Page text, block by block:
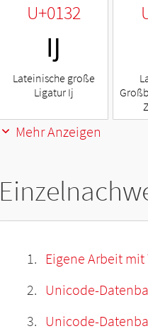
U+0132
Ĳ
Lateinische große
Ligatur Ij
Mehr Anzeigen
Eigene Arbeit
Unicode-
Unicode-